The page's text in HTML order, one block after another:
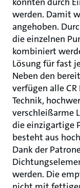
werden. Damit
angehoben.
die einzelnen
kombiniert
Lösung für fast
Neben den
verfügen alle
Technik,
verschleißarme
die einzigartige
besteht aus
Dank der
werden. Die